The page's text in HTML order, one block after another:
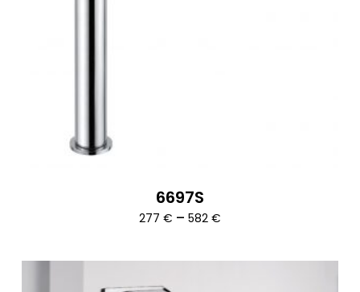
6697S
277 € – 582 €Ártartomány: